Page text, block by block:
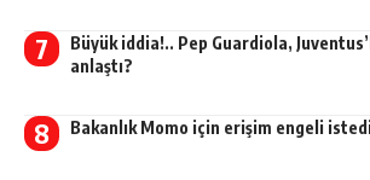
Büyük iddia!.. Pep Guardiola,
anlaştı?
Bakanlık Momo için erişim engeli istedi